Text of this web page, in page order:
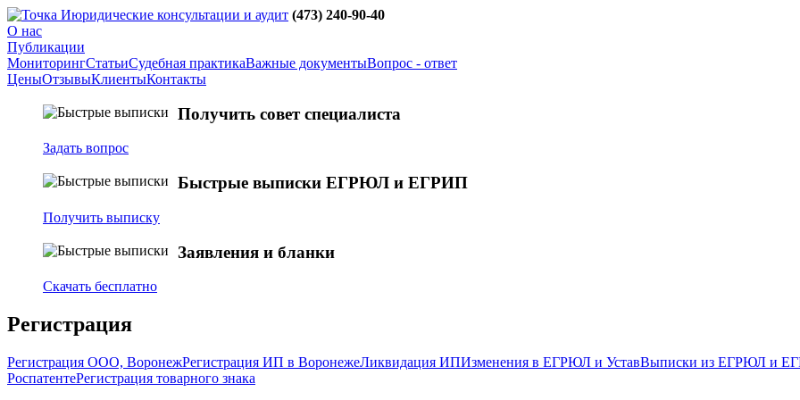
юридические консультации и аудит (473) 240-90-40
О нас
Публикации
МониторингСтатьиСудебная практикаВажные документыВопрос - ответ
ЦеныОтзывыКлиентыКонтакты
Получить совет специалиста
Задать вопрос
Быстрые выписки ЕГРЮЛ и ЕГРИП
Получить выписку
Заявления и бланки
Скачать бесплатно
Регистрация
Регистрация ООО, ВоронежРегистрация ИП в ВоронежеЛиквидация ИПИзменения в ЕГРЮЛ и УставВыписки из ЕГРЮЛ и
РоспатентеРегистрация товарного знака